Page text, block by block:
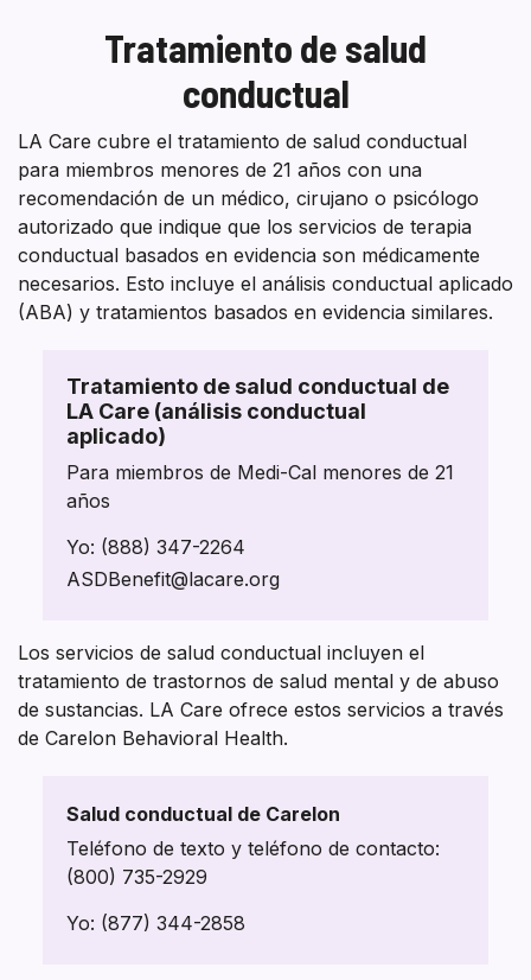
Tratamiento de salud
conductual
LA Care cubre el tratamiento de salud conductual
para miembros menores de 21 años con una
recomendación de un médico, cirujano o psicólogo
autorizado que indique que los servicios de terapia
conductual basados en evidencia son médicamente
necesarios. Esto incluye el análisis conductual aplicado
(ABA) y tratamientos basados en evidencia similares.
Tratamiento de salud conductual de
LA Care (análisis conductual
aplicado)
Para miembros de Medi-Cal menores de 21
años
Yo: (888) 347-2264
ASDBenefit@lacare.org
Los servicios de salud conductual incluyen el
tratamiento de trastornos de salud mental y de abuso
de sustancias. LA Care ofrece estos servicios a través
de Carelon Behavioral Health.
Salud conductual de Carelon
Teléfono de texto y teléfono de contacto:
(800) 735-2929
Yo: (877) 344-2858